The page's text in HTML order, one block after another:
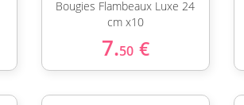
Bougies Flambeaux Luxe 24
cm x10
7.50 €